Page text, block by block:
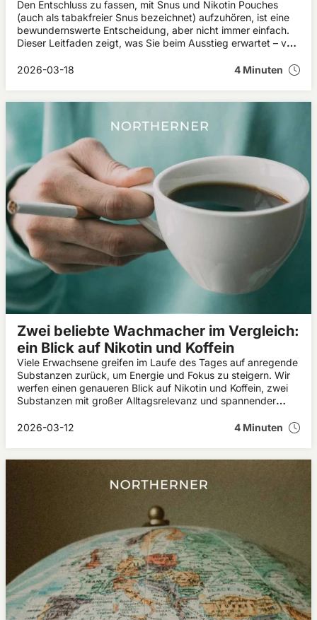
Den Entschluss zu fassen, mit Snus und Nikotin Pouches
(auch als tabakfreier Snus bezeichnet) aufzuhören, ist eine
bewundernswerte Entscheidung, aber nicht immer einfach.
Dieser Leitfaden zeigt, was Sie beim Ausstieg erwartet – von
2026-03-18
4 Minuten
Zwei beliebte Wachmacher im Vergleich:
ein Blick auf Nikotin und Koffein
Viele Erwachsene greifen im Laufe des Tages auf anregende
Substanzen zurück, um Energie und Fokus zu steigern. Wir
werfen einen genaueren Blick auf Nikotin und Koffein, zwei
Substanzen mit großer Alltagsrelevanz und spannender
2026-03-12
4 Minuten